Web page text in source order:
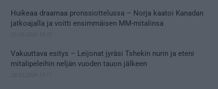
Huikeaa draamaa pronssiottelussa – Norja kaatoi Kanadan
jatkoajalla ja voitti ensimmäisen MM-mitalinsa
Vakuuttava esitys – Leijonat jyräsi Tshekin nurin ja eteni
mitalipeleihin neljän vuoden tauon jälkeen